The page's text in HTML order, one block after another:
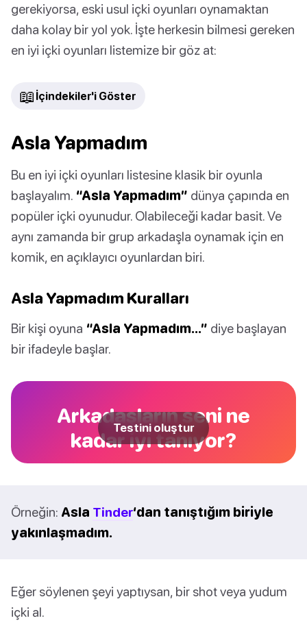
gerekiyorsa, eski usul içki oyunları oynamaktan
daha kolay bir yol yok. İşte herkesin bilmesi gereken
en iyi içki oyunları listemize bir göz at:
📖 İçindekiler'i Göster
Asla Yapmadım
Bu en iyi içki oyunları listesine klasik bir oyunla
başlayalım. “Asla Yapmadım” dünya çapında en
popüler içki oyunudur. Olabileceği kadar basit. Ve
aynı zamanda bir grup arkadaşla oynamak için en
komik, en açıklayıcı oyunlardan biri.
Asla Yapmadım Kuralları
Bir kişi oyuna “Asla Yapmadım…” diye başlayan
bir ifadeyle başlar.
Arkadaşların seni ne
kadar iyi tanıyor?
Testini oluştur
Örneğin: Asla Tinder‘dan tanıştığım biriyle
yakınlaşmadım.
Eğer söylenen şeyi yaptıysan, bir shot veya yudum
içki al.